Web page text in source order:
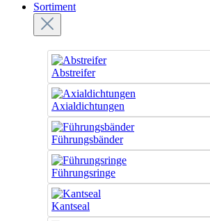
Sortiment
Abstreifer
Axialdichtungen
Führungsbänder
Führungsringe
Kantseal